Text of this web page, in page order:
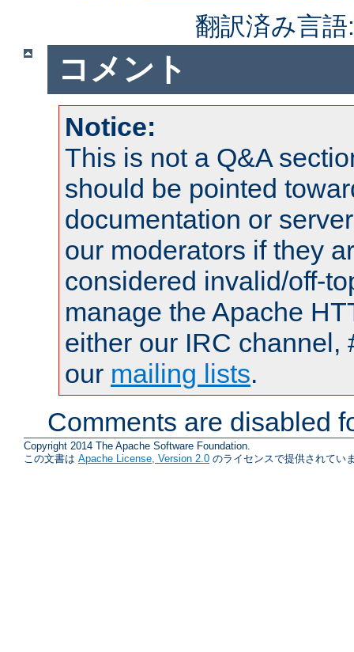
翻訳済み言
コメント
Notice:
This is not a Q&A
should be pointed
documentation or
our moderators if they
considered invalid/off-
manage the Apache
either our IRC channel,
our mailing lists.
Comments are disabled
Copyright 2014 The Apache Software Foundation.
この文書は Apache License, Version 2.0 のライセンスで提供されてい